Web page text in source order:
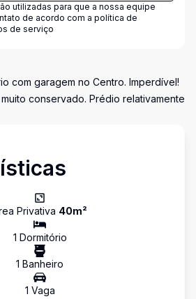
utilizadas para que a nossa equipe
de acordo com a política de
de serviço
com garagem no Centro. Imperdível!
conservado. Prédio relativamente
Privativa 40m²
1 Dormitório
1 Banheiro
1 Vaga